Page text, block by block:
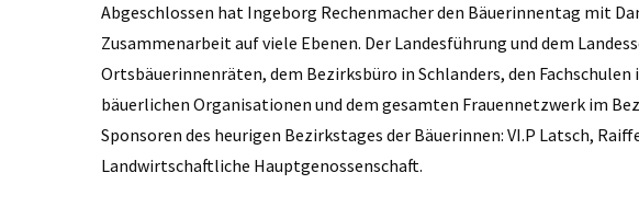
Abgeschlossen hat Ingeborg Rechenmacher den Bäuerinnentag mit
Zusammenarbeit auf viele Ebenen. Der Landesführung und dem
Ortsbäuerinnenräten, dem Bezirksbüro in Schlanders, den Fachschulen
bäuerlichen Organisationen und dem gesamten Frauennetzwerk im
Sponsoren des heurigen Bezirkstages der Bäuerinnen: VI.P Latsch,
Landwirtschaftliche Hauptgenossenschaft.